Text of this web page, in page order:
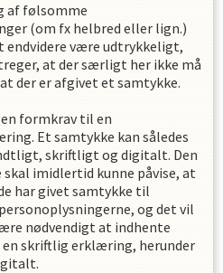
af følsomme
(om fx helbred eller lign.)
endvidere være udtrykkeligt,
at der særligt her ikke må
der er afgivet et samtykke.
formkrav til en
Et samtykke kan således
skriftligt og digitalt. Den
imidlertid kunne påvise, at
har givet samtykke til
og det vil
nødvendigt at indhente
en skriftlig erklæring, herunder